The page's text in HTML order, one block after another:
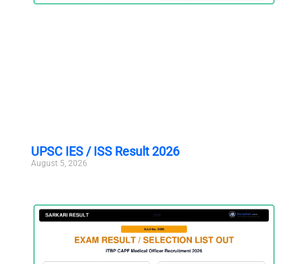
UPSC IES / ISS Result 2026
August 5, 2026